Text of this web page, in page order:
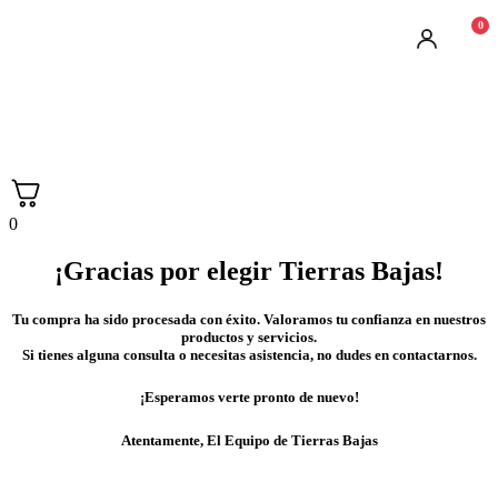
0
0
¡Gracias por elegir Tierras Bajas!
Tu compra ha sido procesada con éxito. Valoramos tu confianza en nuestros
productos y servicios.
Si tienes alguna consulta o necesitas asistencia, no dudes en contactarnos.
¡Esperamos verte pronto de nuevo!
Atentamente, El Equipo de Tierras Bajas